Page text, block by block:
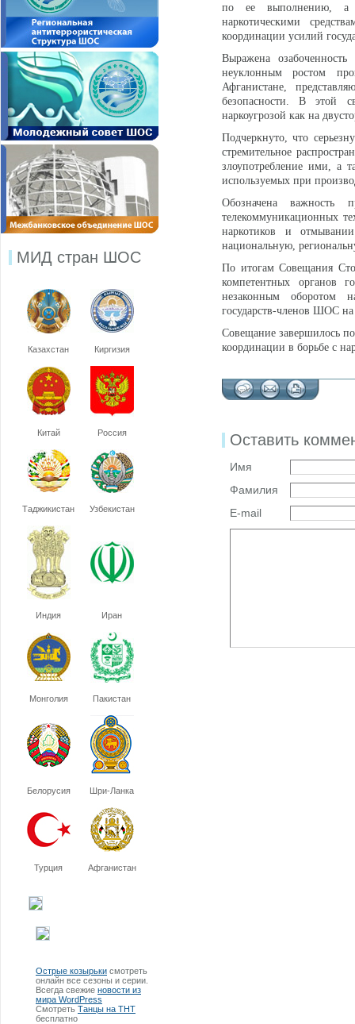
МИД стран ШОС
Казахстан Киргизия
Китай Россия
Таджикистан Узбекистан
Индия Иран
Монголия Пакистан
Белорусия Шри-Ланка
Турция Афганистан
Острые козырьки смотреть
онлайн все сезоны и серии.
Всегда свежие новости из
мира WordPress
Смотреть Танцы на ТНТ
бесплатно
по ее выполнению, а
наркотическими
координации усилий
Выражена
неуклонным ростом
Афганистане,
безопасности. В этой
наркоугрозой как на
Подчеркнуто, что
стремительное
злоупотребление ими, а
используемых при
Обозначена важность
телекоммуникационных
наркотиков и
национальную,
По итогам Совещания
компетентных органов
незаконным оборотом
государств-членов ШОС
Совещание завершилось
координации в борьбе с
Оставить
Имя
Фамилия
E-mail